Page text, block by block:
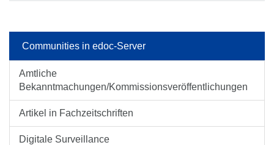
Communities in edoc-Server
Amtliche
Bekanntmachungen/Kommissionsveröffentlichungen
Artikel in Fachzeitschriften
Digitale Surveillance